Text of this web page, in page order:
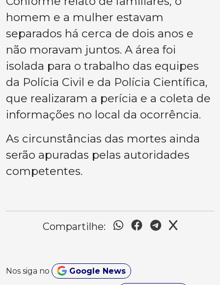
homem e a mulher estavam
separados há cerca de dois anos e
não moravam juntos. A área foi
isolada para o trabalho das equipes
da Polícia Civil e da Polícia Científica,
que realizaram a perícia e a coleta de
informações no local da ocorrência.
As circunstâncias das mortes ainda
serão apuradas pelas autoridades
competentes.
Compartilhe:
Nos siga no Google News